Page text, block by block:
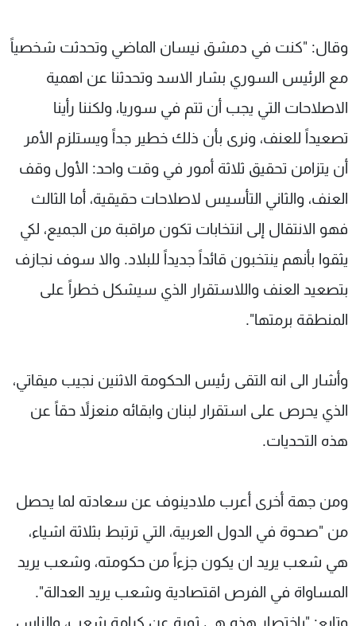
وقال: "كنت في دمشق نيسان الماضي وتحدثت شخصياً
مع الرئيس السوري بشار الاسد وتحدثنا عن اهمية
الاصلاحات التي يجب أن تتم في سوريا، ولكننا رأينا
تصعيداً للعنف، ونرى بأن ذلك خطير جداً ويستلزم الأمر
أن يتزامن تحقيق ثلاثة أمور في وقت واحد: الأول وقف
العنف، والثاني التأسيس لاصلاحات حقيقية، أما الثالث
فهو الانتقال إلى انتخابات تكون مراقبة من الجميع، لكي
يثقوا بأنهم ينتخبون قائداً جديداً للبلاد. والا سوف نجازف
بتصعيد العنف واللاستقرار الذي سيشكل خطراً على
المنطقة برمتها".
وأشار الى انه التقى رئيس الحكومة الاثنين نجيب ميقاتي،
الذي يحرص على استقرار لبنان وابقائه منعزلاً حقاً عن
هذه التحديات.
ومن جهة أخرى أعرب ملادينوف عن سعادته لما يحصل
من "صحوة في الدول العربية، التي ترتبط بثلاثة اشياء،
هي شعب يريد ان يكون جزءاً من حكومته، وشعب يريد
المساواة في الفرص اقتصادية وشعب يريد العدالة".